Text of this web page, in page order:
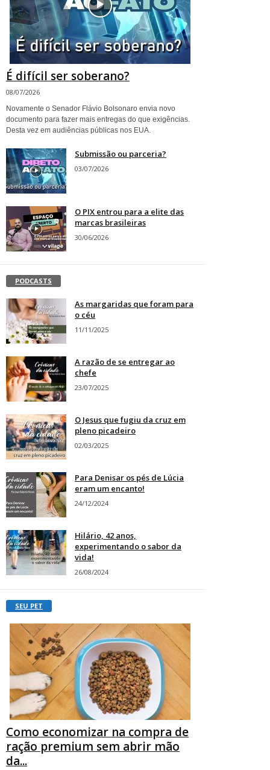
É difícil ser soberano?
08/07/2026
Novamente o Senador Flávio Bolsonaro envia novo
documento para fazer mais entregas do que exigências.
Desta vez em audiências públicas nos EUA.
Submissão ou parceria?
03/07/2026
O PIX entrou para a elite das
marcas brasileiras
30/06/2026
PODCASTS
As margaridas que foram para
o céu
11/11/2025
A razão de se entregar ao
chefe
23/07/2025
O Jesus que fugiu da cruz em
pleno picadeiro
02/03/2025
Para Denisar os pés de Lúcia
eram um encanto!
24/12/2024
Hilário, 42 anos,
experimentando o sabor da
vida!
26/08/2024
SEU PET
Como economizar na compra de
ração premium sem abrir mão
da...